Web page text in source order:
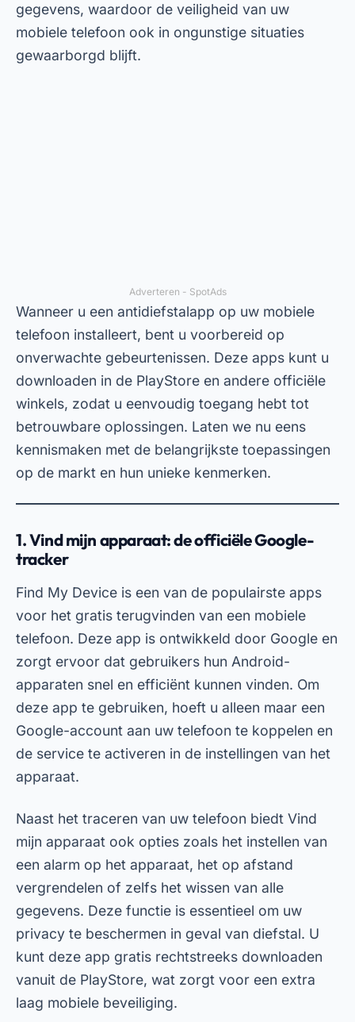
gegevens, waardoor de veiligheid van uw
mobiele telefoon ook in ongunstige situaties
gewaarborgd blijft.
1. Vind mijn apparaat: de officiële Google-
tracker
Find My Device is een van de populairste apps
voor het gratis terugvinden van een mobiele
telefoon. Deze app is ontwikkeld door Google en
zorgt ervoor dat gebruikers hun Android-
apparaten snel en efficiënt kunnen vinden. Om
deze app te gebruiken, hoeft u alleen maar een
Google-account aan uw telefoon te koppelen en
de service te activeren in de instellingen van het
Naast het traceren van uw telefoon biedt Vind
mijn apparaat ook opties zoals het instellen van
een alarm op het apparaat, het op afstand
vergrendelen of zelfs het wissen van alle
gegevens. Deze functie is essentieel om uw
privacy te beschermen in geval van diefstal. U
kunt deze app gratis rechtstreeks downloaden
vanuit de PlayStore, wat zorgt voor een extra
Adverteren - SpotAds
2. Cerberus: een complete antidiefstal-app
Cerberus is een ander uitstekend voorbeeld van
een mobiele antidiefstal-app. Het onderscheidt
zich door de vele functies die het biedt, zoals het
online monitoren van mobiele telefoons, het
maken van foto's van indringers en zelfs het